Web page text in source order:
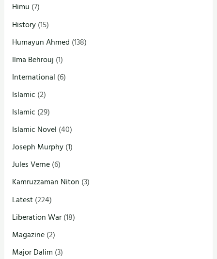
Himu (7)
History(15)
Humayun Ahmed (138)
Ilma Behrouj (1)
International (6)
Islamic (2)
Islamic (29)
Islamic Novel (40)
Joseph Murphy(1)
Jules Verne(6)
Kamruzzaman Niton (3)
Latest(224)
Liberation War(18)
Magazine(2)
Major Dalim (3)